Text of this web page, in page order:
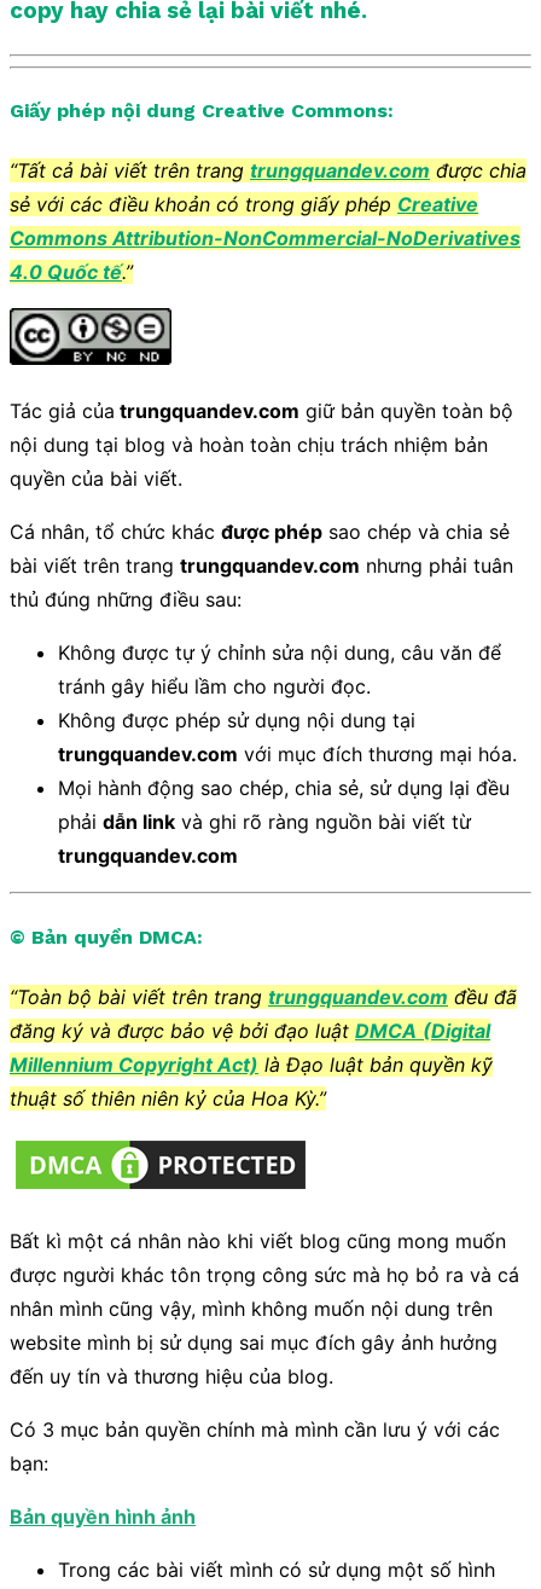
copy hay chia sẻ lại bài viết nhé.
Giấy phép nội dung Creative Commons:
“Tất cả bài viết trên trang trungquandev.com được chia
sẻ với các điều khoản có trong giấy phép Creative
Commons Attribution-NonCommercial-NoDerivatives
4.0 Quốc tế.”
Tác giả của trungquandev.com giữ bản quyền toàn bộ
nội dung tại blog và hoàn toàn chịu trách nhiệm bản
quyền của bài viết.
Cá nhân, tổ chức khác được phép sao chép và chia sẻ
bài viết trên trang trungquandev.com nhưng phải tuân
thủ đúng những điều sau:
Không được tự ý chỉnh sửa nội dung, câu văn để
tránh gây hiểu lầm cho người đọc.
Không được phép sử dụng nội dung tại
trungquandev.com với mục đích thương mại hóa.
Mọi hành động sao chép, chia sẻ, sử dụng lại đều
phải dẫn link và ghi rõ ràng nguồn bài viết từ
trungquandev.com
© Bản quyền DMCA:
“Toàn bộ bài viết trên trang trungquandev.com đều đã
đăng ký và được bảo vệ bởi đạo luật DMCA (Digital
Millennium Copyright Act) là Đạo luật bản quyền kỹ
thuật số thiên niên kỷ của Hoa Kỳ.”
Bất kì một cá nhân nào khi viết blog cũng mong muốn
được người khác tôn trọng công sức mà họ bỏ ra và cá
nhân mình cũng vậy, mình không muốn nội dung trên
website mình bị sử dụng sai mục đích gây ảnh hưởng
đến uy tín và thương hiệu của blog.
Có 3 mục bản quyền chính mà mình cần lưu ý với các
bạn:
Bản quyền hình ảnh
Trong các bài viết mình có sử dụng một số hình